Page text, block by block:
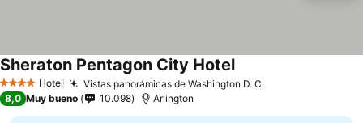
4 EstrellasHotel Vistas panorámicas de Washington D. C.
Sheraton Pentagon City Hotel
8,0 Muy bueno 10.098 Arlington